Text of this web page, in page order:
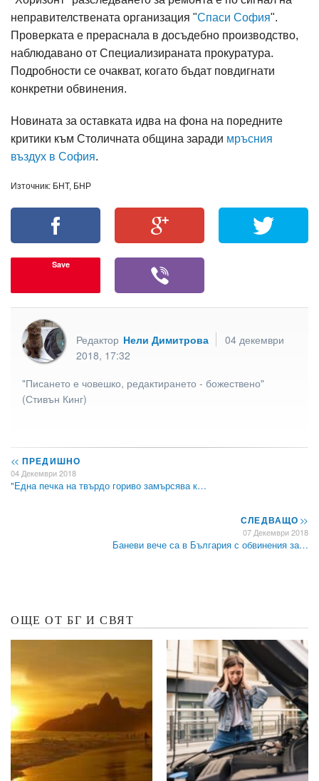
неправителствената организация "Спаси София".
Проверката е прераснала в досъдебно производство,
наблюдавано от Специализираната прокуратура.
Подробности се очакват, когато бъдат повдигнати
конкретни обвинения.
Новината за оставката идва на фона на поредните
критики към Столичната община заради мръсния
въздух в София.
Източник: БНТ, БНР
Save
Редактор Нели Димитрова
04 декември
2018, 17:32
"Писането е човешко, редактирането - божествено"
(Стивън Кинг)
<< ПРЕДИШНО
04 Декември 2018
"Една печка на твърдо гориво замърсява к…
СЛЕДВАЩО>>
07 Декември 2018
Баневи вече са в България с обвинения за…
ОЩЕ ОТ БГ И СВЯТ